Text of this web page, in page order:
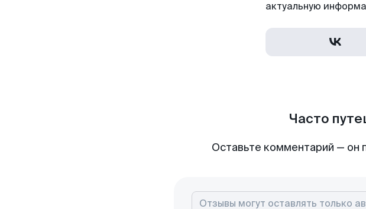
актуальную
Часто
Оставьте комментарий — он